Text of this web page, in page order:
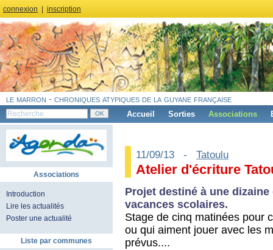
connexion inscription
le marron - chroniques atypiques de la guyane française
Accueil Sorties Associations
Associations
Introduction
Lire les actualités
Poster une actualité
Liste par communes
11/09/13 - Tatoulu
Atelier d'écriture
Projet destiné à une
vacances scolaires.
Stage de cinq matinées pour
ou qui aiment jouer avec les
prévus....